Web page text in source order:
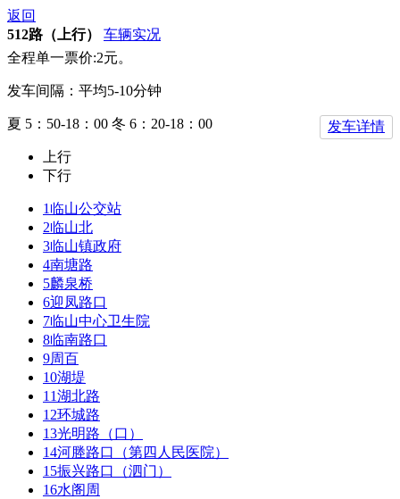
返回
512路（上行）
车辆实况
全程单一票价:2元。
发车间隔：平均5-10分钟
夏 5：50-18：00 冬 6：20-18：00
发车详情
上行
下行
1 临山公交站
2临山北
3临山镇政府
4南塘路
5麟泉桥
6迎凤路口
7临山中心卫生院
8临南路口
9周百
10湖堤
11湖北路
12环城路
13光明路（口）
14河塍路口（第四人民医院）
15振兴路口（泗门）
16水阁周